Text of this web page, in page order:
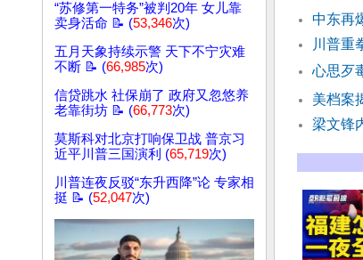
“苏修第一特务”被判20年 女儿靠
卖身活命 📝 (53,346次)
五月天象持续示警 天下不宁灾难
不断 📝 (66,985次)
信贷跳水 社保崩了 政府又忽悠养
老靠街坊 📝 (66,773次)
莫斯科对北京打响保卫战 普京习
近平川普三国演利 (65,719次)
川普连夜反驳“东升西降”论 专家相
挺 📝 (52,047次)
中东再
川普重
心思歹
美档案
梁文锋